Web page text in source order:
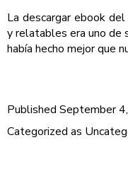
La descargar ebook
y relatables era uno de
había hecho mejor que
Published September
Categorized as